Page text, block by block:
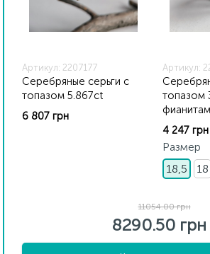
Артикул: 2207177
Серебряные серьги с
топазом 5.867ct
6 807 грн
Артикул:
топазом
4 247 грн
Размер
18,5
18
11054.00 грн
8290.50 грн